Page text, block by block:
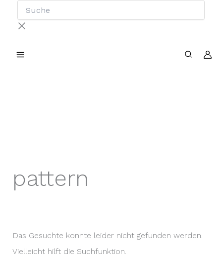
Inhalt
pattern
Das Gesuchte konnte leider nicht gefunden werden.
Vielleicht hilft die Suchfunktion.